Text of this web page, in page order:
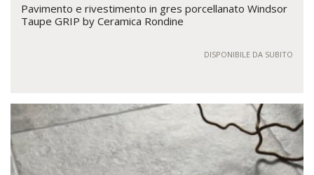
Pavimento e rivestimento in gres porcellanato Windsor
Taupe GRIP by Ceramica Rondine
DISPONIBILE DA SUBITO